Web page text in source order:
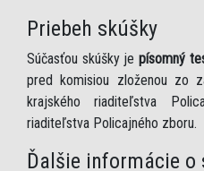
Priebeh skúšky
Súčasťou skúšky je písomný
pred komisiou zloženou zo
krajského riaditeľstva
riaditeľstva Policajného zboru.
Ďalšie informácie o